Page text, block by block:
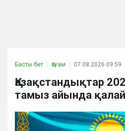
Басты бет Қоғам 07.08.2026 09:59
Қазақстандықтар
тамыз айында